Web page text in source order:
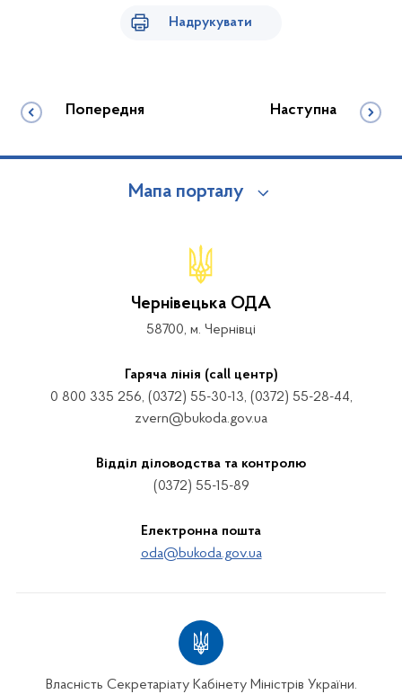
Надрукувати
Попередня Наступна
Мапа порталу
Чернівецька ОДА
58700, м. Чернівці
Гаряча лінія (call центр)
0 800 335 256, (0372) 55-30-13, (0372) 55-28-44,
zvern@bukoda.gov.ua
Відділ діловодства та контролю
(0372) 55-15-89
Електронна пошта
oda@bukoda.gov.ua
Власність Секретаріату Кабінету Міністрів України.